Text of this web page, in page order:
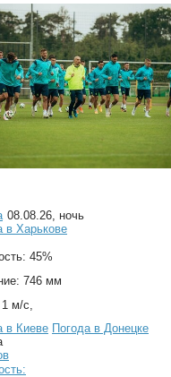
08.08.26, ночь
в Харькове
45%
746 мм
1 м/с,
в Киеве Погода в Донецке